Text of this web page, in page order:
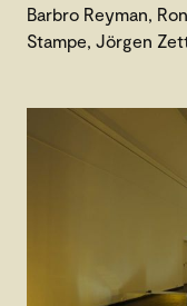
Barbro Reyman,
Stampe, Jörgen